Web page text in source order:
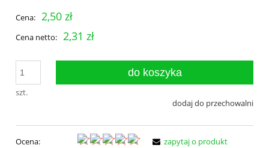
Cena: 2,50 zł
Cena netto: 2,31 zł
szt.
do koszyka
dodaj do przechowalni
Ocena:
zapytaj o produkt